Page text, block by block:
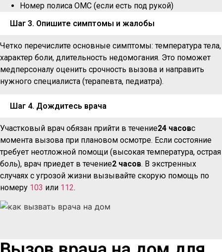
Номер полиса ОМС (если есть под рукой)
Шаг 3. Опишите симптомы и жалобы
Четко перечислите основные симптомы: температура тела,
характер боли, длительность недомогания. Это поможет
медперсоналу оценить срочность вызова и направить
нужного специалиста (терапевта, педиатра).
Шаг 4. Дождитесь врача
Участковый врач обязан прийти в течение24 часовс
момента вызова при плановом осмотре. Если состояние
требует неотложной помощи (высокая температура, острая
боль), врач приедет в течение2 часов. В экстренных
случаях с угрозой жизни вызывайте скорую помощь по
номеру 103 или 112.